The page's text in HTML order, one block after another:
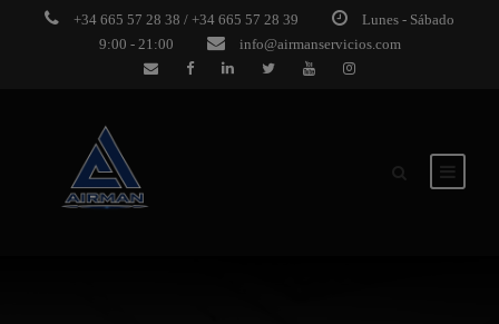
+34 665 57 28 38 / +34 665 57 28 39
Lunes - Sábado
9:00 - 21:00
info@airmanservicios.com